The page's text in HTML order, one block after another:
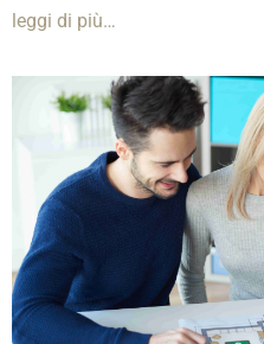
leggi di più…